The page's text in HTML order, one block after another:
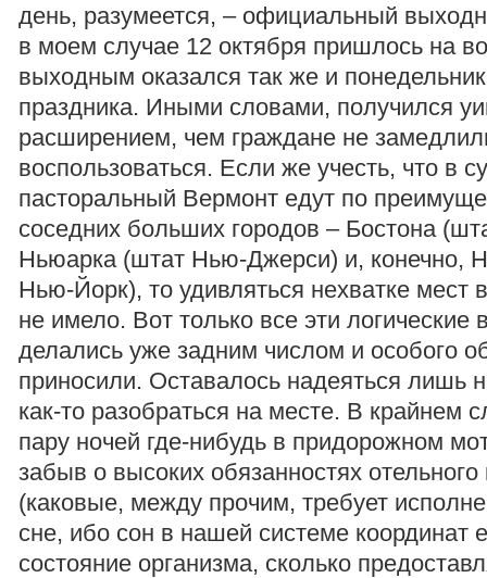
день, разумеется, – официальный
в моем случае 12 октября пришлось на
выходным оказался так же и
праздника. Иными словами, получился
расширением, чем граждане не
воспользоваться. Если же учесть, что в
пасторальный Вермонт едут по
соседних больших городов – Бостона
Ньюарка (штат Нью-Джерси) и, конечно,
Нью-Йорк), то удивляться нехватке мест
не имело. Вот только все эти логические
делались уже задним числом и особого
приносили. Оставалось надеяться лишь
как-то разобраться на месте. В крайнем
пару ночей где-нибудь в придорожном
забыв о высоких обязанностях отельного
(каковые, между прочим, требует
сне, ибо сон в нашей системе координат
состояние организма, сколько